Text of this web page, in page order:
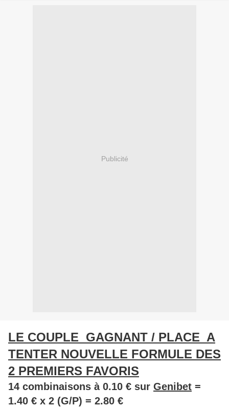
Publicité
LE COUPLE GAGNANT / PLACE A
TENTER NOUVELLE FORMULE DES
2 PREMIERS FAVORIS
14 combinaisons à 0.10 € sur Genibet =
1.40 € x 2 (G/P) = 2.80 €